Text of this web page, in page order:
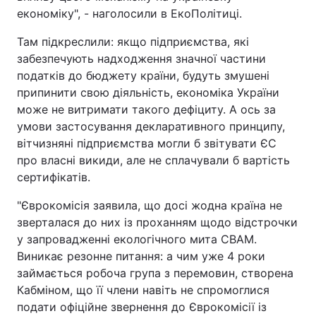
економіку", - наголосили в ЕкоПолітиці.
Там підкреслили: якщо підприємства, які
забезпечують надходження значної частини
податків до бюджету країни, будуть змушені
припинити свою діяльність, економіка України
може не витримати такого дефіциту. А ось за
умови застосування декларативного принципу,
вітчизняні підприємства могли б звітувати ЄС
про власні викиди, але не сплачували б вартість
сертифікатів.
"Єврокомісія заявила, що досі жодна країна не
зверталася до них із проханням щодо відстрочки
у запровадженні екологічного мита СВАМ.
Виникає резонне питання: а чим уже 4 роки
займається робоча група з перемовин, створена
Кабміном, що її члени навіть не спромоглися
подати офіційне звернення до Єврокомісії із